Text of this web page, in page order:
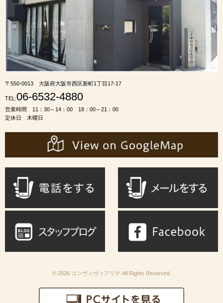
〒550-0013 大阪府大阪市西区新町1丁目17-17
TEL:06-6532-4880
営業時間 11：30～14：00 18：00～21：00
定休日 木曜日
© 2026 コンヴィヴィアリテ All Rights Reserved.